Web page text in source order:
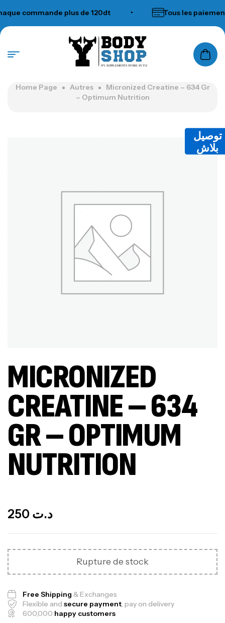
commande plus de 120dt Tous les paiements
N°1 SUPPLEMENTS STORE IN TUNISIA
Home Page Autres
Micronized Creatine – 634 Gr
– Optimum Nutrition
توصيل
بلاش
MICRONIZED
CREATINE – 634
GR – OPTIMUM
NUTRITION
د.ت
Rupture de stock
Free Shipping & Exchanges
Flexible and secure payment, pay on delivery
600,000 happy customers